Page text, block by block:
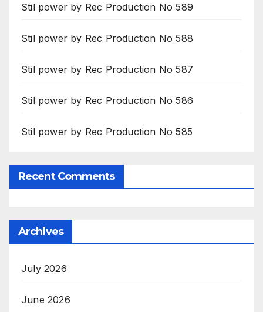
Stil power by Rec Production No 589
Stil power by Rec Production No 588
Stil power by Rec Production No 587
Stil power by Rec Production No 586
Stil power by Rec Production No 585
Recent Comments
Archives
July 2026
June 2026